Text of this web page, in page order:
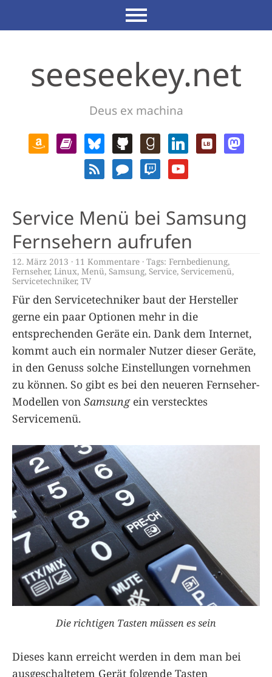
seeseekey.net
Deus ex machina
Service Menü bei Samsung
Fernsehern aufrufen
12. März 2013 11 Kommentare Tags: Fernbedienung,
Fernseher, Linux, Menü, Samsung, Service, Servicemenü,
Servicetechniker, TV
Für den Servicetechniker baut der Hersteller
gerne ein paar Optionen mehr in die
entsprechenden Geräte ein. Dank dem Internet,
kommt auch ein normaler Nutzer dieser Geräte,
in den Genuss solche Einstellungen vornehmen
zu können. So gibt es bei den neueren Fernseher-
Modellen von Samsungein verstecktes
Servicemenü.
Die richtigen Tasten müssen es sein
Dieses kann erreicht werden in dem man bei
ausgeschaltetem Gerät folgende Tasten